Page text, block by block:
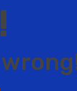
!
wrong